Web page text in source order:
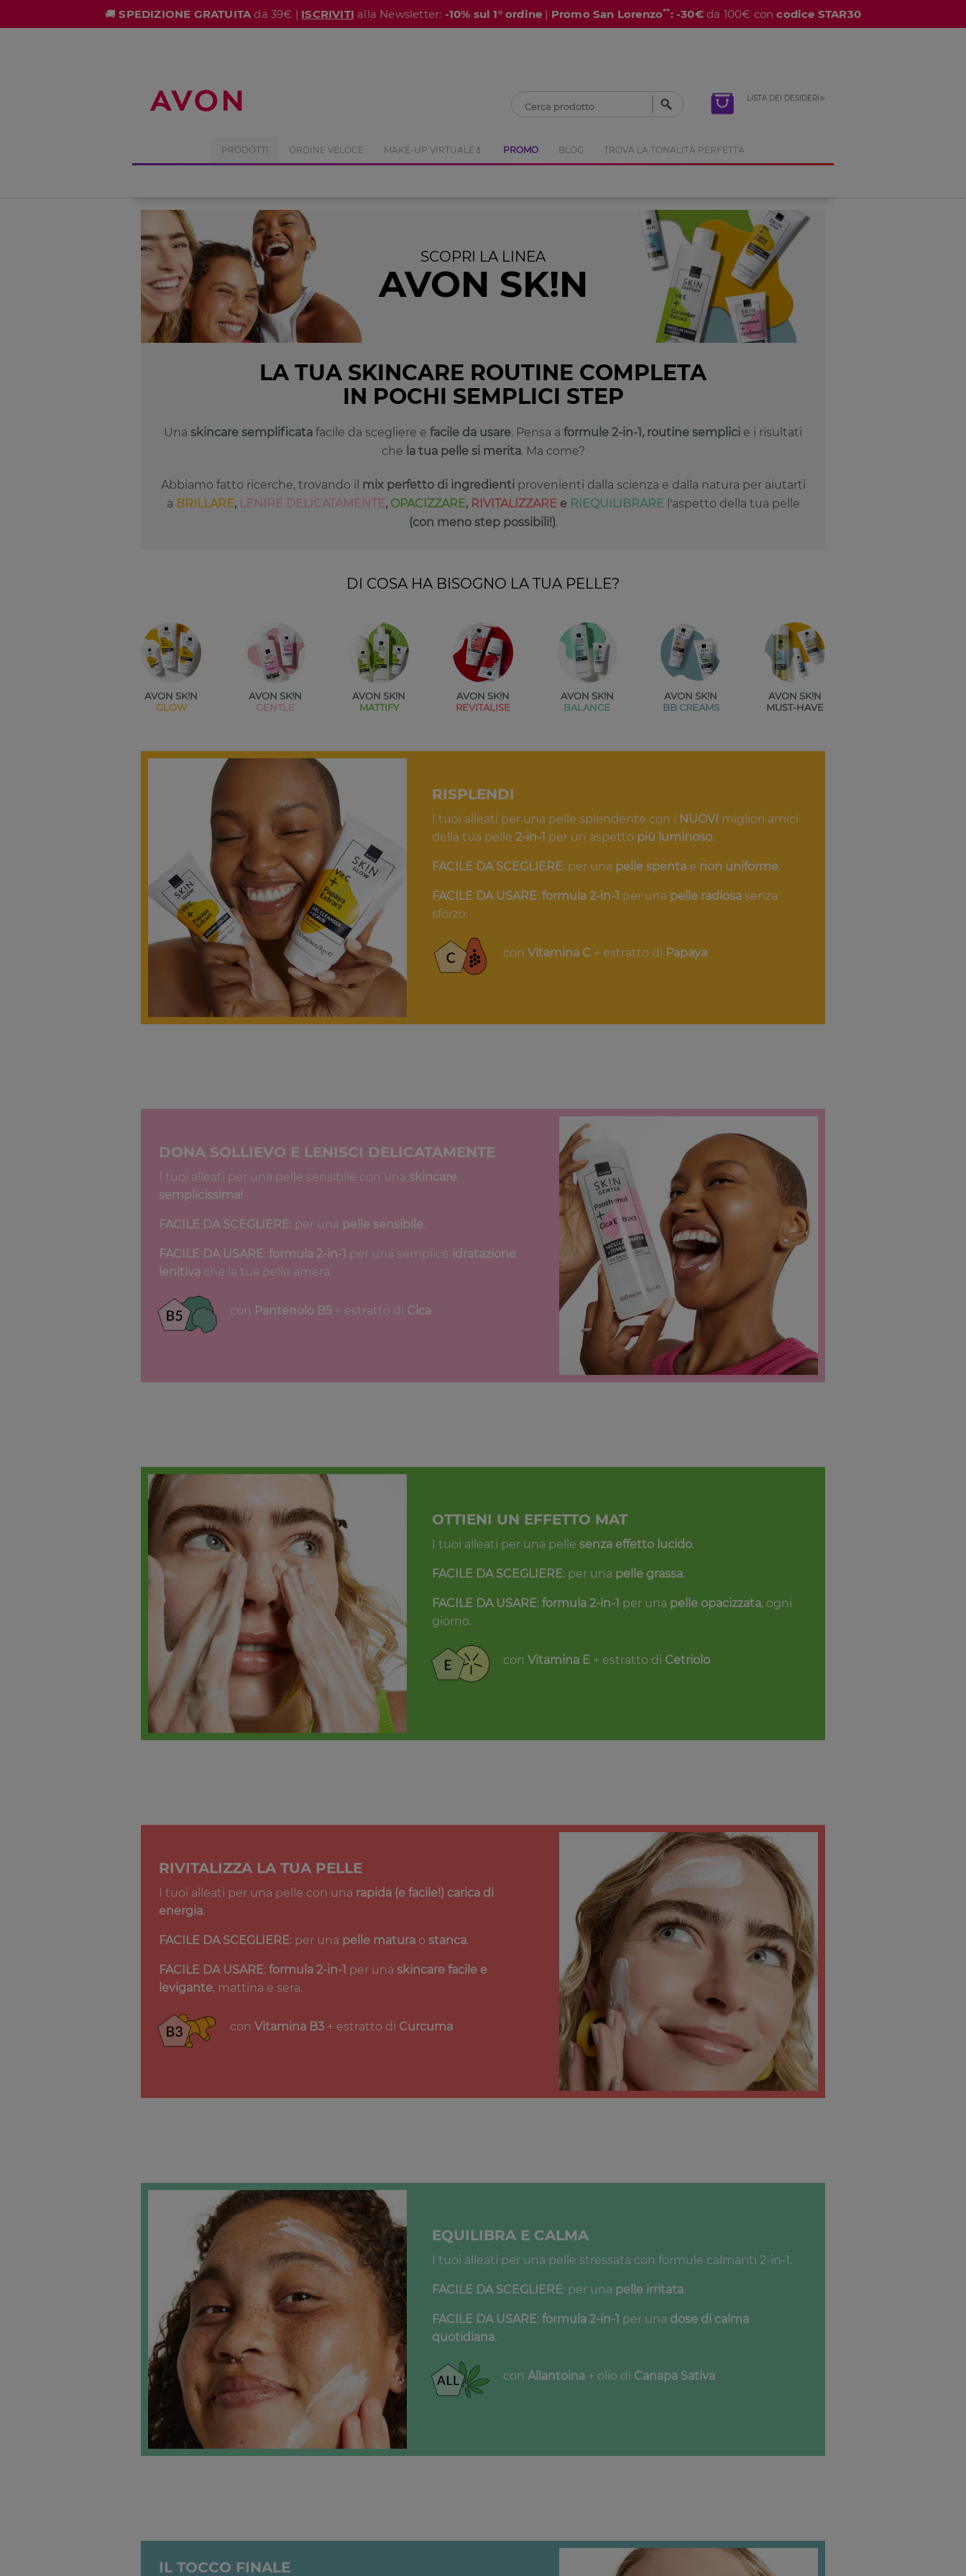
🚚 SPEDIZIONE GRATUITAda 39€ | ISCRIVITI alla Newsletter: -10% sul 1° ordine | Promo San Lorenzo**: -30€da 100€ concodice STAR30
LISTA DEI DESIDERI
PRODOTTI ORDINE VELOCE MAKE-UP VIRTUALE💄 PROMO BLOG TROVA LA TONALITÀ PERFETTA
SCOPRI LA LINEA
AVON SK!N
LA TUA SKINCARE ROUTINE COMPLETA
IN POCHI SEMPLICI STEP
Una skincare semplificata facile da scegliere e facile da usare. Pensa a formule 2-in-1, routine semplici e i risultati
che la tua pelle si merita. Ma come?
Abbiamo fatto ricerche, trovando il mix perfetto di ingredientiprovenienti dalla scienza e dalla natura per aiutarti
a BRILLARE, LENIRE DELICATAMENTE, OPACIZZARE, RIVITALIZZAREe RIEQUILIBRAREl'aspetto della tua pelle
(con meno step possibili!).
DI COSA HA BISOGNO LA TUA PELLE?
AVON SK!N
GLOW
AVON SK!N
GENTLE
AVON SK!N
MATTIFY
AVON SK!N
REVITALISE
AVON SK!N
BALANCE
AVON SK!N
BB CREAMS
AVON SK!N
MUST-HAVE
RISPLENDI
I tuoi alleati per una pelle splendente con i NUOVI migliori amici
della tua pelle 2-in-1 per un aspetto più luminoso.
FACILE DA SCEGLIERE: per una pelle spenta e non uniforme.
FACILE DA USARE: formula 2-in-1 per una pelle radiosa senza
sforzo.
con Vitamina C + estratto di Papaya
DONA SOLLIEVO E LENISCI DELICATAMENTE
I tuoi alleati per una pelle sensibile con una skincare
semplicissima!
FACILE DA SCEGLIERE: per una pelle sensibile.
FACILE DA USARE: formula 2-in-1 per una semplice idratazione
lenitiva che la tua pelle amerà.
con Pantenolo B5 + estratto di Cica
OTTIENI UN EFFETTO MAT
I tuoi alleati per una pelle senza effetto lucido.
FACILE DA SCEGLIERE: per una pelle grassa.
FACILE DA USARE: formula 2-in-1 per una pelle opacizzata, ogni
giorno.
con Vitamina E + estratto di Cetriolo
RIVITALIZZA LA TUA PELLE
I tuoi alleati per una pelle con una rapida (e facile!) carica di
energia.
FACILE DA SCEGLIERE: per una pelle matura o stanca.
FACILE DA USARE: formula 2-in-1 per una skincare facile e
levigante, mattina e sera.
con Vitamina B3 + estratto di Curcuma
EQUILIBRA E CALMA
I tuoi alleati per una pelle stressata con formule calmanti 2-in-1.
FACILE DA SCEGLIERE: per una pelle irritata.
FACILE DA USARE: formula 2-in-1 per una dose di calma
quotidiana.
con Allantoina + olio di Canapa Sativa
IL TOCCO FINALE
CHIUDI